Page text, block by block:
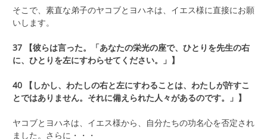
そこで、素直な弟子のヤコブとヨハネは、イエス様に直接にお願
いします。
37 【彼らは言った。「あなたの栄光の座で、ひとりを先生の右
に、ひとりを左にすわらせてください。」】
40 【しかし、わたしの右と左にすわることは、わたしが許すこ
とではありません。それに備えられた人々があるのです。」】
ヤコブとヨハネは、イエス様から、自分たちの功名心を否定され
ました。さらに・・・